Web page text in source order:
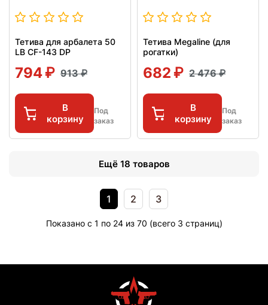
Тетива для арбалета 50
LB CF-143 DP
794 913
В
корзину
Под
заказ
Тетива Megaline (для
рогатки)
682 2 476
В
корзину
Под
заказ
Ещё 18 товаров
1 2 3
Показано с 1 по 24 из 70 (всего 3 страниц)